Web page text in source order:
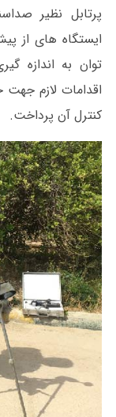
پرتابل نظیر
ایستگاه های از
توان به اندازه
اقدامات لازم جهت
کنترل آن پرداخت.